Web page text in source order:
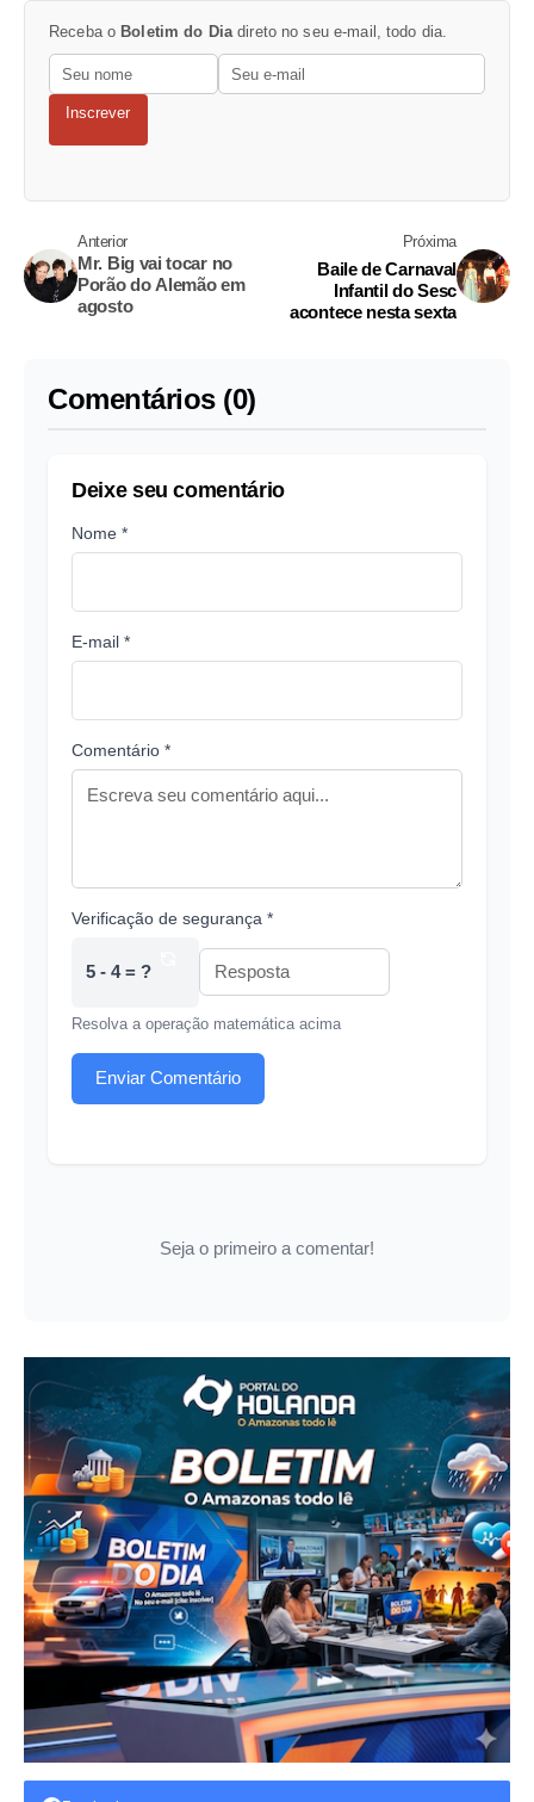
Receba o Boletim do Dia direto no seu e-mail, todo dia.
Inscrever
Anterior
Mr. Big vai tocar no
Porão do Alemão em
agosto
Próxima
Baile de Carnaval
Infantil do Sesc
acontece nesta sexta
Comentários (0)
Deixe seu comentário
Nome *
E-mail *
Comentário *
Verificação de segurança *
5 - 4 = ?
Resolva a operação matemática acima
Enviar Comentário
Seja o primeiro a comentar!